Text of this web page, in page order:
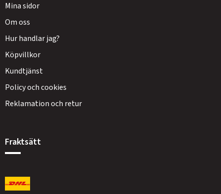
Mina sidor
Om oss
Hur handlar jag?
Köpvillkor
Kundtjänst
Policy och cookies
Reklamation och retur
Fraktsätt